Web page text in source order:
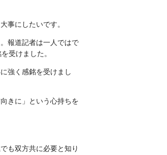
事にしたいです。
報道記者は一人ではで
受けました。
強く感銘を受けまし
きに」
という心持ちを
も双方共に必要と知り